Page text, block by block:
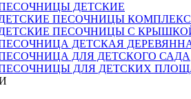
ДЕТСКИЕ
ПЕСОЧНИЦЫ
ПЕСОЧНИЦЫ С
ДЕТСКАЯ
ДЛЯ ДЕТСКОГО САДА
ДЛЯ ДЕТСКИХ